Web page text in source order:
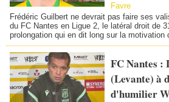
Favre
Frédéric Guilbert ne devrait pas faire ses
du FC Nantes en Ligue 2, le latéral droit de
prolongation qui en dit long sur la
FC Nantes :
(Levante) à
d'humilier